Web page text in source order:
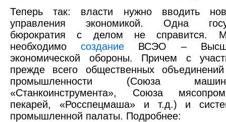
Теперь так: власти нужно вводить
управления экономикой. Одна
бюрократия с делом не справится.
необходимосоздание ВСЭО –
экономической обороны. Причем с
прежде всего общественных
промышленности (Союза
«Станкоинструмента», Союза
пекарей, «Росспецмаша» и т.д.) и
промышленной палаты. Подробнее: